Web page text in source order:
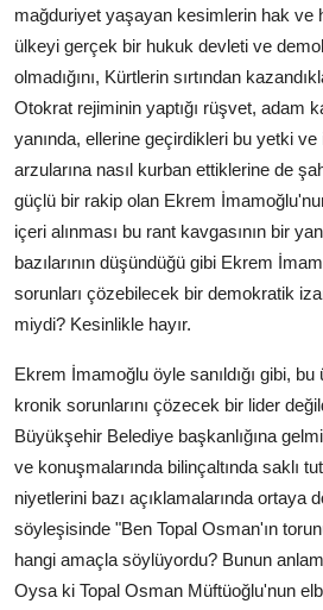
mağduriyet yaşayan kesimlerin hak ve
ülkeyi gerçek bir hukuk devleti ve
olmadığını, Kürtlerin sırtından
Otokrat rejiminin yaptığı rüşvet, adam
yanında, ellerine geçirdikleri bu yetki
arzularına nasıl kurban ettiklerine de
güçlü bir rakip olan Ekrem
içeri alınması bu rant kavgasının bir
bazılarının düşündüğü gibi Ekrem
sorunları çözebilecek bir demokratik
miydi? Kesinlikle hayır.
Ekrem İmamoğlu öyle sanıldığı gibi,
kronik sorunlarını çözecek bir lider
Büyükşehir Belediye başkanlığına
ve konuşmalarında bilinçaltında saklı
niyetlerini bazı açıklamalarında ortaya
söyleşisinde "Ben Topal Osman'ın
hangi amaçla söylüyordu? Bunun
Oysa ki Topal Osman Müftüoğlu'nun